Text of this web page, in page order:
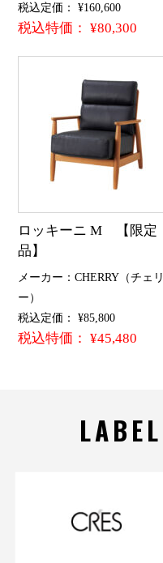
税込定価： ¥160,600
税込特価： ¥80,300
ロッキーニ M 【限定
品】
メーカー：CHERRY（チェリ
ー）
税込定価： ¥85,800
税込特価： ¥45,480
LABEL